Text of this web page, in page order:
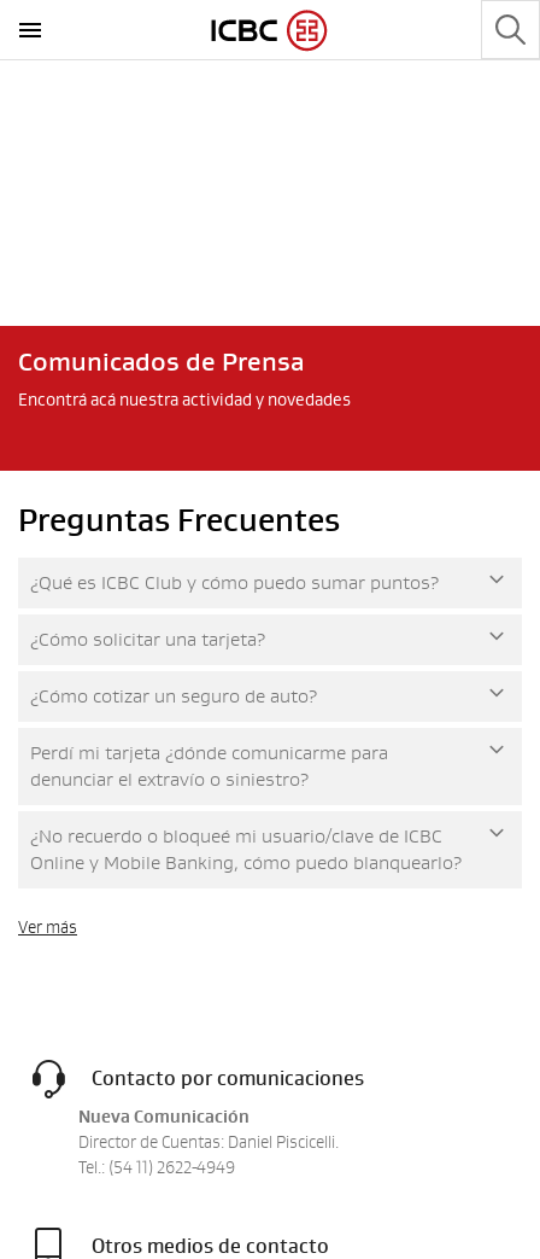
Comunicados de Prensa
Encontrá acá nuestra actividad y novedades
Preguntas Frecuentes
¿Qué es ICBC Club y cómo puedo sumar puntos?
¿Cómo solicitar una tarjeta?
¿Cómo cotizar un seguro de auto?
Perdí mi tarjeta ¿dónde comunicarme para
denunciar el extravío o siniestro?
¿No recuerdo o bloqueé mi usuario/clave de ICBC
Online y Mobile Banking, cómo puedo blanquearlo?
Ver más
Contacto por comunicaciones
Nueva Comunicación
Director de Cuentas: Daniel Piscicelli.
Tel.: (54 11) 2622-4949
Otros medios de contacto